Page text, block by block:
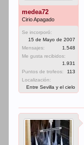
medea72
Cirio Apagado
Se incorporó:
15 de Mayo de 2007
Mensajes:
1.548
Me gusta recibidos:
1.931
Puntos de trofeos:
113
Localización:
Entre Sevilla y el cielo